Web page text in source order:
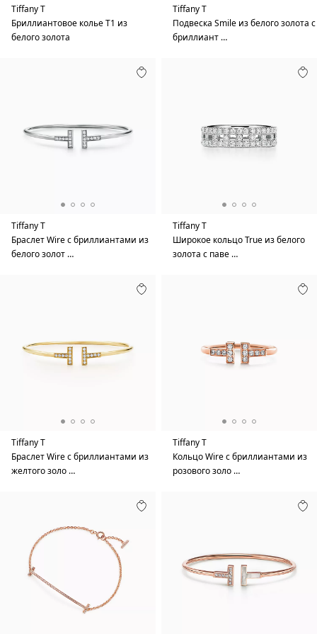
Tiffany T
Бриллиантовое колье T1 из
белого золота
Tiffany T
Подвеска Smile из белого золота с
бриллиант …
Tiffany T
Браслет Wire с бриллиантами из
белого золот …
Tiffany T
Широкое кольцо True из белого
золота с паве …
Tiffany T
Браслет Wire с бриллиантами из
желтого золо …
Tiffany T
Кольцо Wire с бриллиантами из
розового золо …